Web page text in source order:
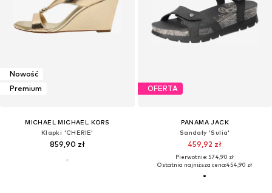
Nowość
Premium
MICHAEL MICHAEL KORS
Klapki 'CHERIE'
859,90 zł
OFERTA
PANAMA JACK
Sandały 'Sulia'
459,92 zł
Pierwotnie: 574,90 zł
Ostatnia najniższa cena:454,90 zł